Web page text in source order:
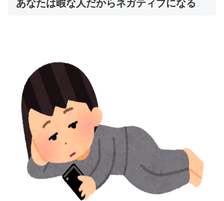
あなたは暇な人だからネガティブになる